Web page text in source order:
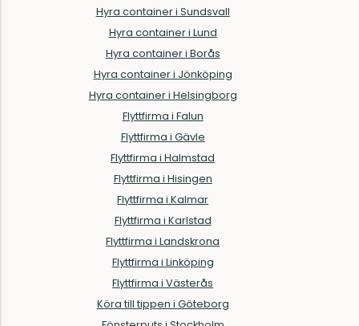
Hyra container i Sundsvall
Hyra container i Lund
Hyra container i Borås
Hyra container i Jönköping
Hyra container i Helsingborg
Flyttfirma i Falun
Flyttfirma i Gävle
Flyttfirma i Halmstad
Flyttfirma i Hisingen
Flyttfirma i Kalmar
Flyttfirma i Karlstad
Flyttfirma i Landskrona
Flyttfirma i Linköping
Flyttfirma i Västerås
Köra till tippen i Göteborg